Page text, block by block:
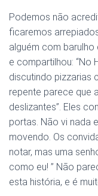
Podemos não
ficaremos
alguém com barulho
e compartilhou: “No
discutindo pizzarias
repente parece que
deslizantes”. Eles
portas. Não vi nada
movendo. Os
notar, mas uma
como eu! ” Não
esta história, e é